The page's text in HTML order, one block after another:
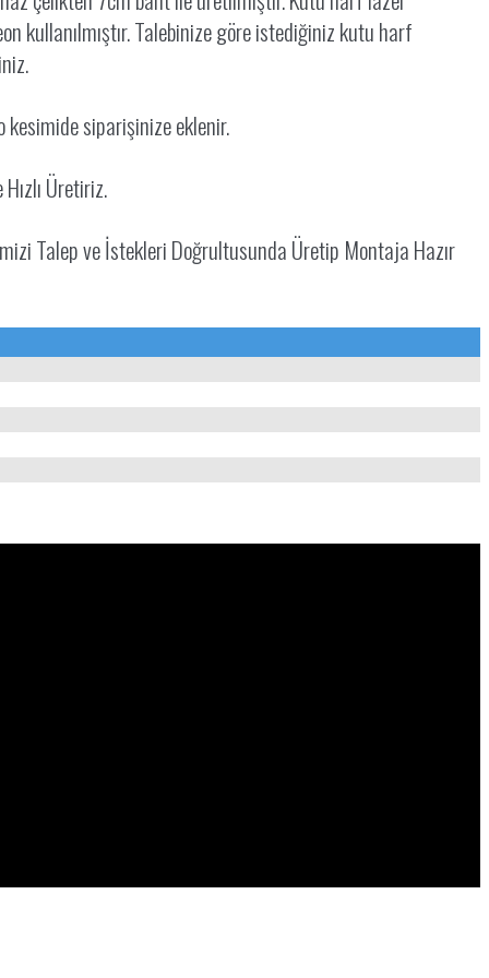
kullanılmıştır. Talebinize göre istediğiniz kutu harf
siparişinize eklenir.
Üretiriz.
Talep ve İstekleri Doğrultusunda Üretip Montaja Hazır